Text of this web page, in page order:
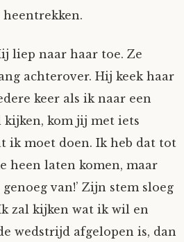
liep naar haar toe. Ze
achterover. Hij keek haar
keer als ik naar een
kom jij met iets
ik moet doen. Ik heb dat tot
heen laten komen, maar
van!’ Zijn stem sloeg
zal kijken wat ik wil en
wedstrijd afgelopen is, dan